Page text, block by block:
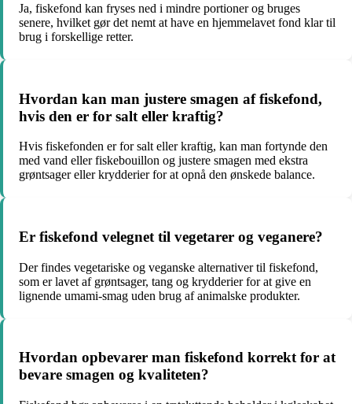
Ja, fiskefond kan fryses ned i mindre portioner og bruges
senere, hvilket gør det nemt at have en hjemmelavet fond klar til
brug i forskellige retter.
Hvordan kan man justere smagen af fiskefond,
hvis den er for salt eller kraftig?
Hvis fiskefonden er for salt eller kraftig, kan man fortynde den
med vand eller fiskebouillon og justere smagen med ekstra
grøntsager eller krydderier for at opnå den ønskede balance.
Er fiskefond velegnet til vegetarer og veganere?
Der findes vegetariske og veganske alternativer til fiskefond,
som er lavet af grøntsager, tang og krydderier for at give en
lignende umami-smag uden brug af animalske produkter.
Hvordan opbevarer man fiskefond korrekt for at
bevare smagen og kvaliteten?